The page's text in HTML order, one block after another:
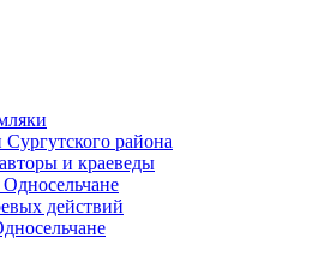
района
и краеведы
действий